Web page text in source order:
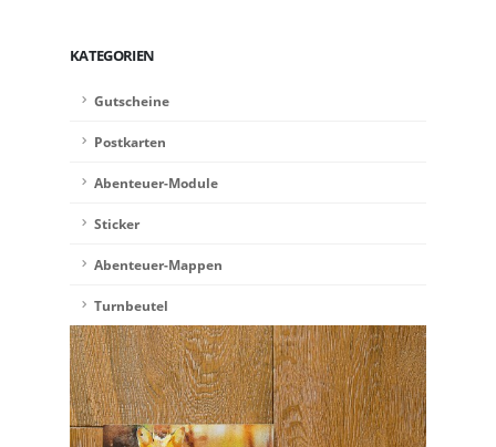
KATEGORIEN
Gutscheine
Postkarten
Abenteuer-Module
Sticker
Abenteuer-Mappen
Turnbeutel